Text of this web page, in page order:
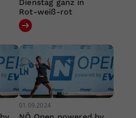
Dienstag ganz in
Rot-weiß-rot
01.09.2024